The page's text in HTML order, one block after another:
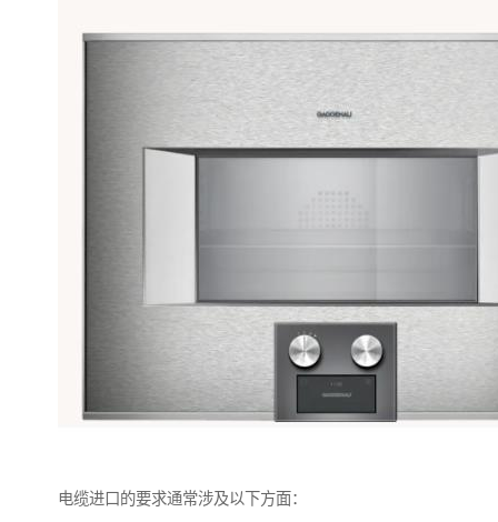
电缆进口的要求通常涉及以下方面：